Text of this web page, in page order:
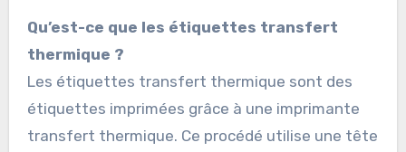
Qu’est-ce que les étiquettes transfert
thermique ?
Les étiquettes transfert thermique sont des
étiquettes imprimées grâce à une imprimante
transfert thermique. Ce procédé utilise une tête